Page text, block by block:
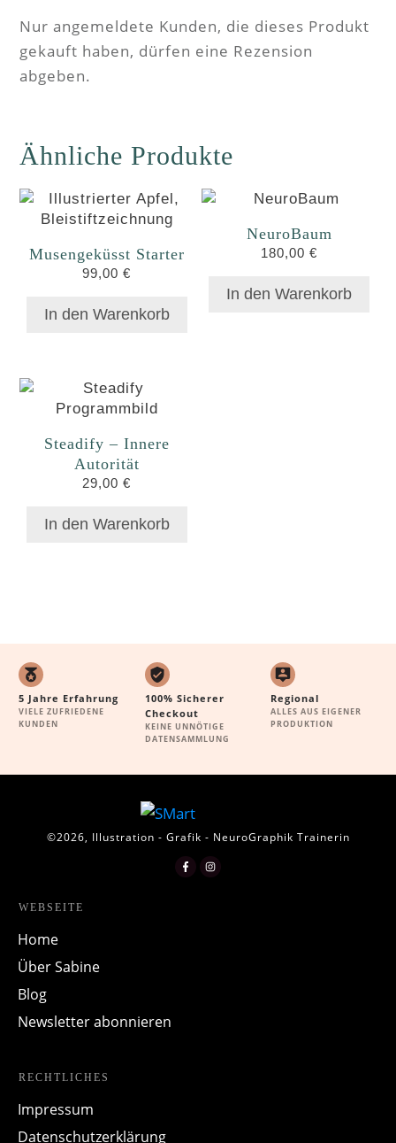
Nur angemeldete Kunden, die dieses Produkt
gekauft haben, dürfen eine Rezension
abgeben.
Ähnliche Produkte
Musengeküsst Starter
99,00€
In den Warenkorb
NeuroBaum
180,00€
In den Warenkorb
Steadify – Innere
Autorität
29,00€
In den Warenkorb
5 Jahre Erfahrung
VIELE ZUFRIEDENE
KUNDEN
100% Sicherer
Checkout
KEINE UNNÖTIGE
DATENSAMMLUNG
Regional
ALLES AUS EIGENER
PRODUKTION
©2026, Illustration - Grafik - NeuroGraphik Trainerin
WEBSEITE
Home
Über Sabine
Blog
Newsletter abonnieren
RECHTLICHES
Impressum
Datenschutzerklärung